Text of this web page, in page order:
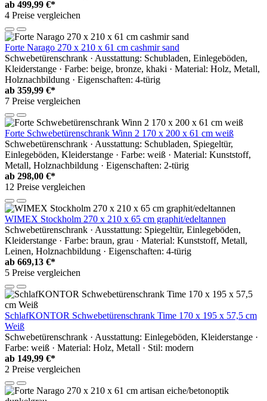
ab 499,99 €*
4 Preise vergleichen
Forte Narago 270 x 210 x 61 cm cashmir sand
Schwebetürenschrank · Ausstattung: Schubladen, Einlegeböden,
Kleiderstange · Farbe: beige, bronze, khaki · Material: Holz, Metall,
Holznachbildung · Eigenschaften: 4-türig
ab 359,99 €*
7 Preise vergleichen
Forte Schwebetürenschrank Winn 2 170 x 200 x 61 cm weiß
Schwebetürenschrank · Ausstattung: Schubladen, Spiegeltür,
Einlegeböden, Kleiderstange · Farbe: weiß · Material: Kunststoff,
Metall, Holznachbildung · Eigenschaften: 2-türig
ab 298,00 €*
12 Preise vergleichen
WIMEX Stockholm 270 x 210 x 65 cm graphit/edeltannen
Schwebetürenschrank · Ausstattung: Spiegeltür, Einlegeböden,
Kleiderstange · Farbe: braun, grau · Material: Kunststoff, Metall,
Leinen, Holznachbildung · Eigenschaften: 4-türig
ab 669,13 €*
5 Preise vergleichen
SchlafKONTOR Schwebetürenschrank Time 170 x 195 x 57,5 cm
Weiß
Schwebetürenschrank · Ausstattung: Einlegeböden, Kleiderstange ·
Farbe: weiß · Material: Holz, Metall · Stil: modern
ab 149,99 €*
2 Preise vergleichen